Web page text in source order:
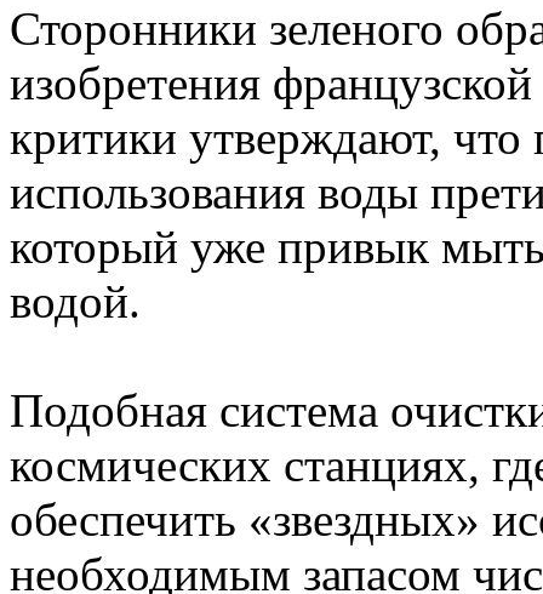
Сторонники зеленого
изобретения
критики утверждают, что
использования воды
который уже привык
водой.
Подобная система
космических станциях,
обеспечить «звездных»
необходимым запасом